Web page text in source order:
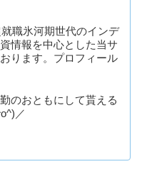
職氷河期世代のインデ
情報を中心とした当サ
ります。プロフィール
のおともにして貰える
／